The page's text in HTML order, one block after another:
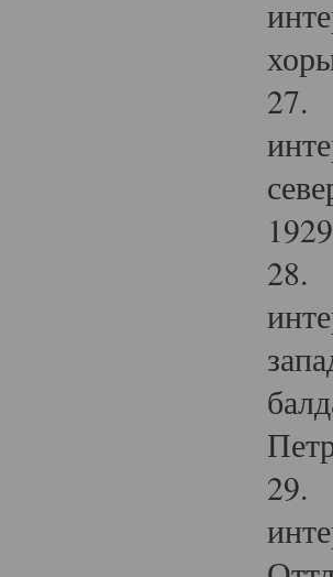
27.
28.
29.